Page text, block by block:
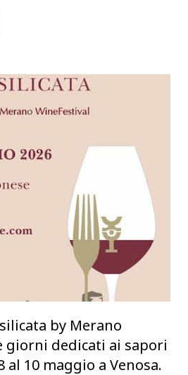
by Merano
giorni dedicati ai sapori
al 10 maggio a Venosa.